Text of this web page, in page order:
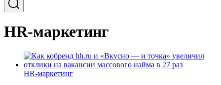
HR-маркетинг
HR-маркетинг